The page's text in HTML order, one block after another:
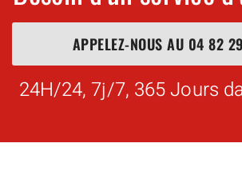
APPELEZ-NOUS AU 04 82
24H/24, 7j/7, 365 Jours